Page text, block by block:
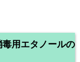
用エタノールの